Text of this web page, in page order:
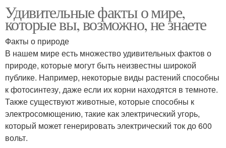
Удивительные факты о мире,
которые вы, возможно, не знаете
Факты о природе
В нашем мире есть множество удивительных фактов о
природе, которые могут быть неизвестны широкой
публике. Например, некоторые виды растений способны
к фотосинтезу, даже если их корни находятся в темноте.
Также существуют животные, которые способны к
электросомющению, такие как электрический угорь,
который может генерировать электрический ток до 600
вольт.